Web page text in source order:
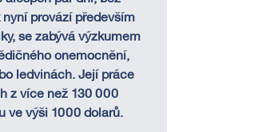
provází především
se zabývá výzkumem
onemocnění,
ledvinách. Její práce
z více než 130 000
ve výši 1000 dolarů.